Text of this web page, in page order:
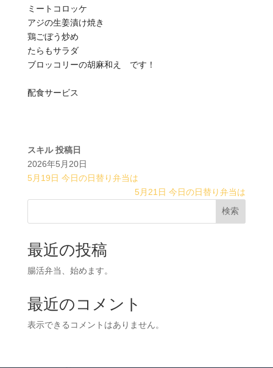
ミートコロッケ
アジの生姜漬け焼き
鶏ごぼう炒め
たらもサラダ
ブロッコリーの胡麻和え です！
配食サービス
スキル 投稿日
2026年5月20日
5月19日 今日の日替り弁当は
5月21日 今日の日替り弁当は
検索
最近の投稿
腸活弁当、始めます。
最近のコメント
表示できるコメントはありません。